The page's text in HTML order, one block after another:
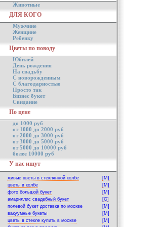
Животные
ДЛЯ КОГО
Мужчине
Женщине
Ребенку
Цветы по поводу
Юбилей
День рождения
На свадьбу
С новорожденным
С благодарностью
Просто так
Бизнес букет
Свидание
По цене
до 1000 руб
от 1000 до 2000 руб
от 2000 до 3000 руб
от 3000 до 5000 руб
от 5000 до 10000 руб
более 10000 руб
У нас ищут
живые цветы в стеклянной колбе
[M]
цветы в колбе
[M]
фото большой букет
[M]
амариллис свадебный букет
[G]
полевой букет доставка по москве
[M]
вакуумные букеты
[M]
цветы в стекле купить в москве
[M]